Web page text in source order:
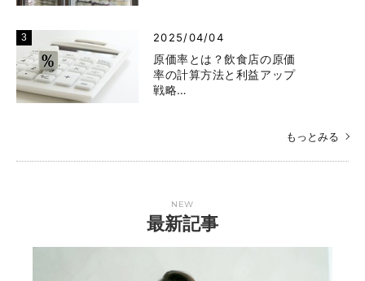
2025/04/04
原価率とは？飲食店の原価
率の計算方法と利益アップ
戦略…
もっとみる
NEW
最新記事